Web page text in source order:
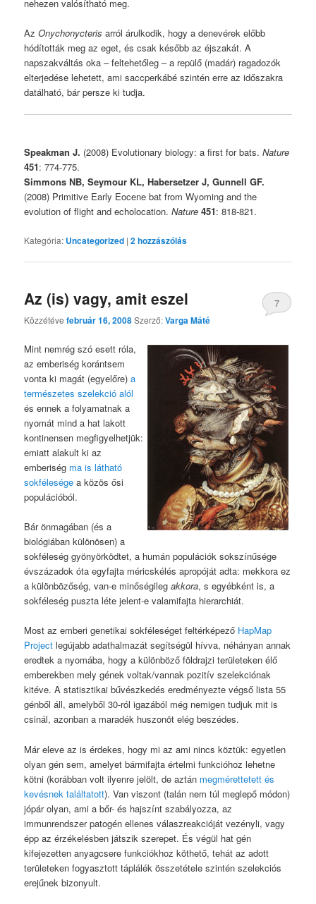
nehezen valósítható meg.
AzOnychonycteris arról árulkodik, hogy a denevérek előbb
hódították meg az eget, és csak később az éjszakát. A
napszakváltás oka – feltehetőleg – a repülő (madár) ragadozók
elterjedése lehetett, ami saccperkábé szintén erre az időszakra
datálható, bár persze ki tudja.
Speakman J. (2008) Evolutionary biology: a first for bats.Nature
451: 774-775.
Simmons NB, Seymour KL, Habersetzer J, Gunnell GF.
(2008) Primitive Early Eocene bat from Wyoming and the
evolution of flight and echolocation.Nature 451: 818-821.
Kategória: Uncategorized |2hozzászólás
Az (is) vagy, amit eszel
Közzétévefebruár 16, 2008Szerző:Varga Máté
7
Mint nemrég szó esett róla,
az emberiség korántsem
vonta ki magát (egyelőre)a
természetes szelekció alól
és ennek a folyamatnak a
nyomát mind a hat lakott
kontinensen megfigyelhetjük:
emiatt alakult ki az
emberiség ma is látható
sokfélesége a közös ősi
populációból.
Bár önmagában (és a
biológiában különösen) a
sokféleség gyönyörködtet, a humán populációk sokszínűsége
évszázadok óta egyfajta méricskélés apropóját adta: mekkora ez
a különbözőség, van-e minőségilegakkora, s egyébként is, a
sokféleség puszta léte jelent-e valamifajta hierarchiát.
Most az emberi genetikai sokféleséget feltérképező HapMap
Project legújabb adathalmazát segítségül hívva, néhányan annak
eredtek a nyomába, hogy a különböző földrajzi területeken élő
emberekben mely gének voltak/vannak pozitív szelekciónak
kitéve. A statisztikai bűvészkedés eredményezte végső lista 55
génből áll, amelyből 30-ról igazából még nemigen tudjuk mit is
csinál, azonban a maradék huszonöt elég beszédes.
Már eleve az is érdekes, hogy mi az ami nincs köztük: egyetlen
olyan gén sem, amelyet bármifajta értelmi funkcióhoz lehetne
kötni (korábban volt ilyenre jelölt, de aztán megmérettetett és
kevésnek találtatott). Van viszont (talán nem túl meglepő módon)
jópár olyan, ami a bőr- és hajszínt szabályozza, az
immunrendszer patogén ellenes válaszreakcióját vezényli, vagy
épp az érzékelésben játszik szerepet. És végül hat gén
kifejezetten anyagcsere funkciókhoz köthető, tehát az adott
területeken fogyasztott táplálék összetétele szintén szelekciós
erejűnek bizonyult.